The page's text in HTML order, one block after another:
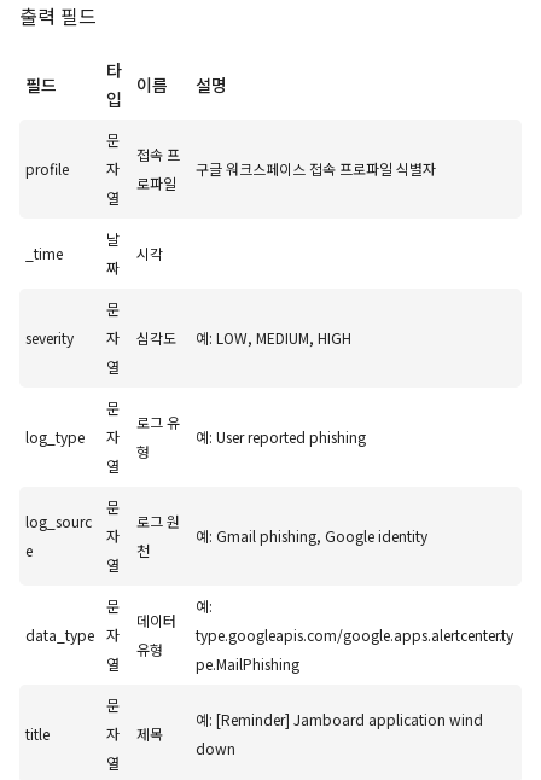
출력 필드
필드
타
입
이름 설명
profile
문
자
열
접속 프
로파일
구글 워크스페이스 접속 프로파일 식별자
_time
날
짜
시각
severity
문
자
열
심각도 예: LOW, MEDIUM, HIGH
log_type
문
자
열
로그 유
형
예: User reported phishing
log_sourc
e
문
자
열
로그 원
천
예: Gmail phishing, Google identity
data_type
문
자
열
데이터
유형
예:
type.googleapis.com/google.apps.alertcenter.ty
pe.MailPhishing
title
문
자
열
제목
예: [Reminder] Jamboard application wind
down